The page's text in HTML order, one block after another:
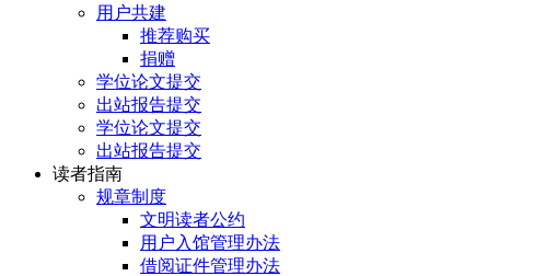
用户共建
推荐购买
捐赠
学位论文提交
出站报告提交
学位论文提交
出站报告提交
读者指南
规章制度
文明读者公约
用户入馆管理办法
借阅证件管理办法